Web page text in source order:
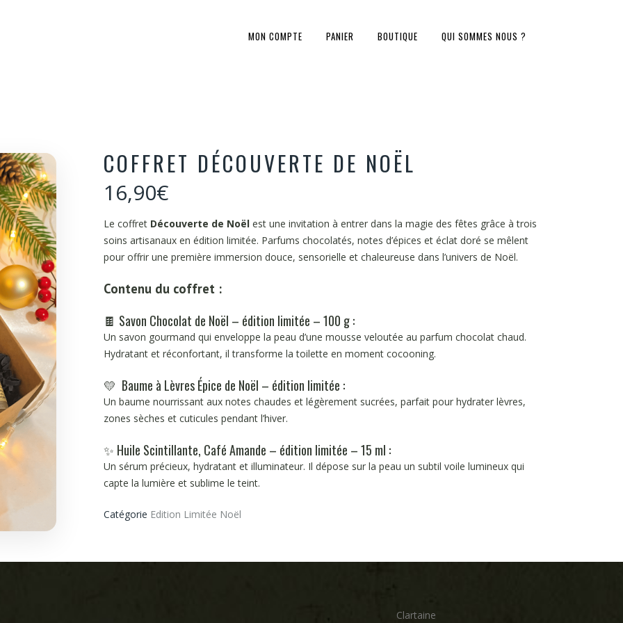
MON COMPTE PANIER BOUTIQUE QUI SOMMES NOUS ?
COFFRET DÉCOUVERTE DE NOËL
16,90€
Le coffret Découverte de Noël est une invitation à entrer dans la magie des fêtes grâce à trois
soins artisanaux en édition limitée. Parfums chocolatés, notes d’épices et éclat doré se mêlent
pour offrir une première immersion douce, sensorielle et chaleureuse dans l’univers de Noël.
Contenu du coffret :
🍫 Savon Chocolat de Noël – édition limitée – 100 g :
Un savon gourmand qui enveloppe la peau d’une mousse veloutée au parfum chocolat chaud.
Hydratant et réconfortant, il transforme la toilette en moment cocooning.
💛 Baume à Lèvres Épice de Noël – édition limitée :
Un baume nourrissant aux notes chaudes et légèrement sucrées, parfait pour hydrater lèvres,
zones sèches et cuticules pendant l’hiver.
✨ Huile Scintillante, Café Amande – édition limitée – 15 ml :
Un sérum précieux, hydratant et illuminateur. Il dépose sur la peau un subtil voile lumineux qui
capte la lumière et sublime le teint.
Catégorie Edition Limitée Noël
Clartaine